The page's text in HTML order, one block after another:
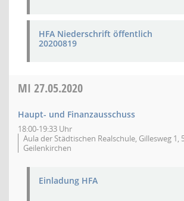
HFA Niederschrift öffentlich
20200819
MI 27.05.2020
Haupt- und Finanzausschuss
18:00-19:33 Uhr
Aula der Städtischen Realschule, Gillesweg 1,
Geilenkirchen
Einladung HFA